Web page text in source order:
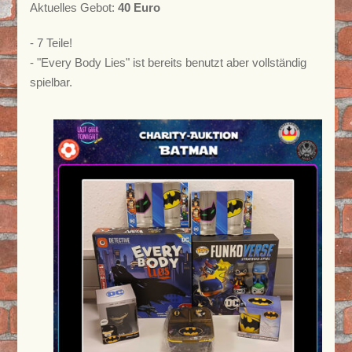
Aktuelles Gebot: 40 Euro
- 7 Teile!
- "Every Body Lies" ist bereits benutzt aber vollständig
spielbar.